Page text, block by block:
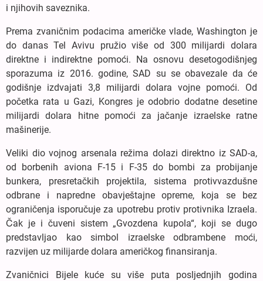
i njihovih saveznika.
Prema zvaničnim podacima američke vlade, Washington je
do danas Tel Avivu pružio više od 300 milijardi dolara
direktne i indirektne pomoći. Na osnovu desetogodišnjeg
sporazuma iz 2016. godine, SAD su se obavezale da će
godišnje izdvajati 3,8 milijardi dolara vojne pomoći. Od
početka rata u Gazi, Kongres je odobrio dodatne desetine
milijardi dolara hitne pomoći za jačanje izraelske ratne
mašinerije.
Veliki dio vojnog arsenala režima dolazi direktno iz SAD-a,
od borbenih aviona F-15 i F-35 do bombi za probijanje
bunkera, presretačkih projektila, sistema protivvazdušne
odbrane i napredne obavještajne opreme, koja se bez
ograničenja isporučuje za upotrebu protiv protivnika Izraela.
Čak je i čuveni sistem „Gvozdena kupola“, koji se dugo
predstavljao kao simbol izraelske odbrambene moći,
razvijen uz milijarde dolara američkog finansiranja.
Zvaničnici Bijele kuće su više puta posljednjih godina